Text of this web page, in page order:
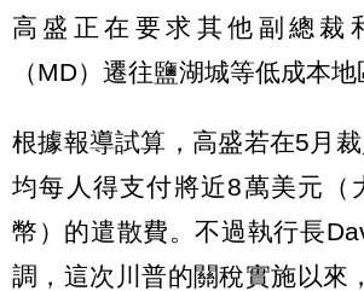
高盛正在要求其他副總裁
（MD）遷往鹽湖城等低成本地
根據報導試算，高盛若在5月
均每人得支付將近8萬美元（
幣）的遣散費。不過執行長
調，這次川普的關稅實施以來